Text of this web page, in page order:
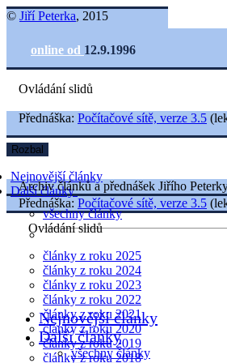
© Jiří Peterka, 2015
online od 12.9.1996
Ovládání slidů
Nejnovější články
Další články
všechny články
články z roku 2025
články z roku 2024
články z roku 2023
články z roku 2022
články z roku 2021
články z roku 2020
články z roku 2019
články z roku 2018
Přednáška: Počítačové sítě, verze 3.5
Rozbal
Archiv článků a přednášek Jiřího
Přednáška: Počítačové sítě, verze 3.5
Ovládání slidů
Nejnovější články
Další články
všechny články